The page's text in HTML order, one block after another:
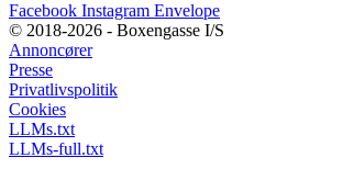
Facebook Instagram Envelope
© 2018-2026 - Boxengasse I/S
Annoncører
Presse
Privatlivspolitik
Cookies
LLMs.txt
LLMs-full.txt